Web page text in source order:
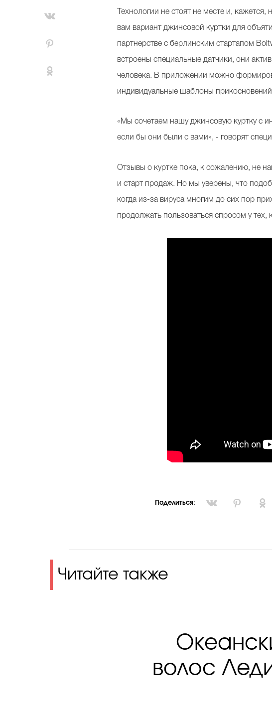
Технологии не стоят не месте и,
вам вариант джинсовой куртки для
партнерстве с берлинским стартапом
встроены специальные датчики, они
человека. В приложении можно
индивидуальные шаблоны
«Мы сочетаем нашу джинсовую куртку с
если бы они были с вами», - говорят
Отзывы о куртке пока, к сожалению, не
и старт продаж. Но мы уверены, что
когда из-за вируса многим до сих пор
продолжать пользоваться спросом у
Поделиться:
Читайте также
волос